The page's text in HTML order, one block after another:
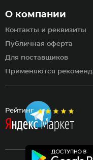
Рейтинг
О компании
Контакты и реквизиты
Публичная оферта
Для поставщиков
Применяются